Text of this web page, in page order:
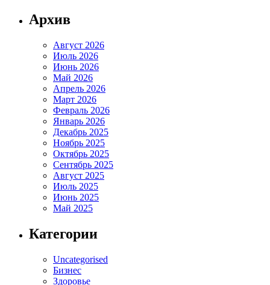
Архив
Август 2026
Июль 2026
Июнь 2026
Май 2026
Апрель 2026
Март 2026
Февраль 2026
Январь 2026
Декабрь 2025
Ноябрь 2025
Октябрь 2025
Сентябрь 2025
Август 2025
Июль 2025
Июнь 2025
Май 2025
Категории
Uncategorised
Бизнес
Здоровье